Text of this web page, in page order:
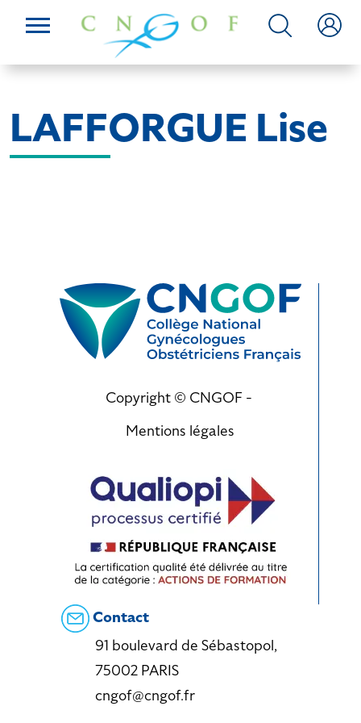
LAFFORGUE Lise
Copyright © CNGOF -
Mentions légales
Contact
91 boulevard de Sébastopol,
75002 PARIS
cngof@cngof.fr